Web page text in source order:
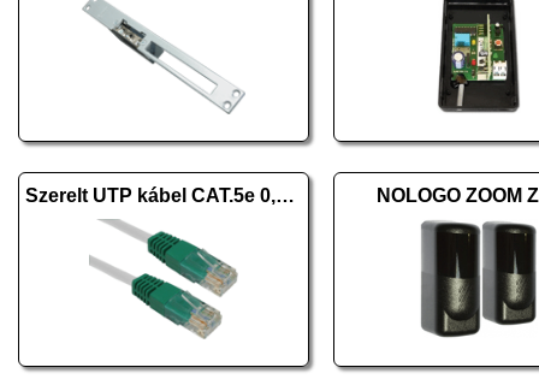
Szerelt UTP kábel CAT.5e 0,5m NOLOGO ZOOM